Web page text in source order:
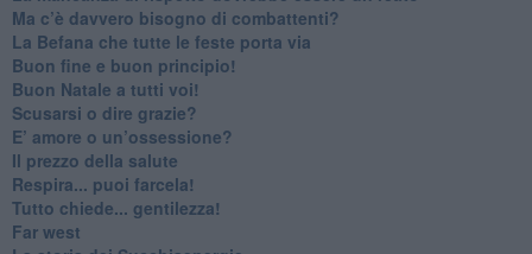
​Ma c’è davvero bisogno di combattenti?
​La Befana che tutte le feste porta via
Buon fine e buon principio!
​Buon Natale a tutti voi!
​Scusarsi o dire grazie?
​E’ amore o un’ossessione?
​Il prezzo della salute
​Respira... puoi farcela!
​Tutto chiede... gentilezza!
​Far west